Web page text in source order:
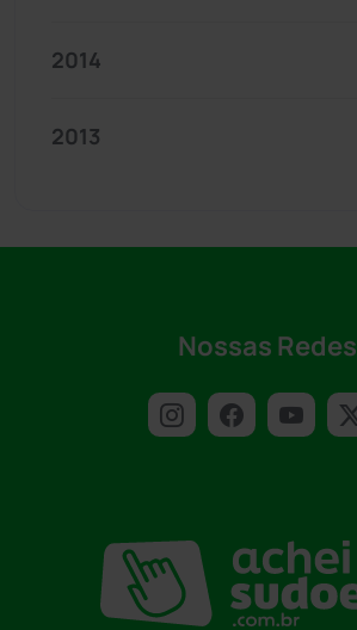
2014
2013
Nossas Redes